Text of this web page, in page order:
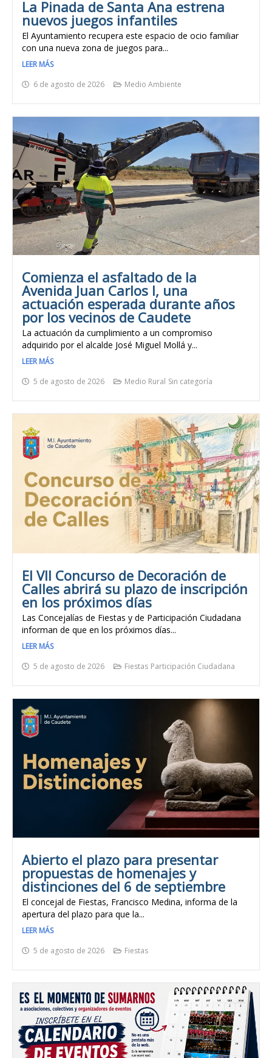
La Pinada de Santa Ana estrena
nuevos juegos infantiles
El Ayuntamiento recupera este espacio de ocio familiar
con una nueva zona de juegos para...
LEER MÁS
6 de agosto de 2026
Medio Ambiente
Comienza el asfaltado de la
Avenida Juan Carlos I, una
actuación esperada durante años
por los vecinos de Caudete
La actuación da cumplimiento a un compromiso
adquirido por el alcalde José Miguel Mollá y...
LEER MÁS
5 de agosto de 2026
Medio Rural Sin categoría
El VII Concurso de Decoración de
Calles abrirá su plazo de inscripción
en los próximos días
Las Concejalías de Fiestas y de Participación Ciudadana
informan de que en los próximos días...
LEER MÁS
5 de agosto de 2026
Fiestas Participación Ciudadana
Abierto el plazo para presentar
propuestas de homenajes y
distinciones del 6 de septiembre
El concejal de Fiestas, Francisco Medina, informa de la
apertura del plazo para que la...
LEER MÁS
5 de agosto de 2026
Fiestas